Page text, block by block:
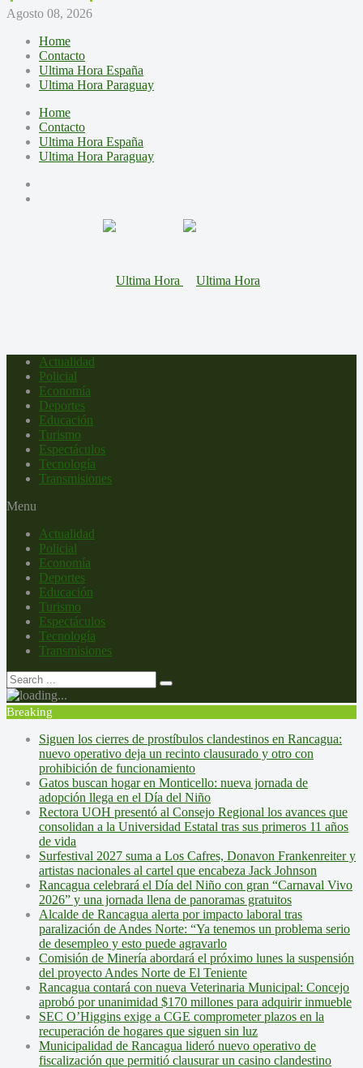
Agosto 08, 2026
Home
Contacto
Ultima Hora España
Ultima Hora Paraguay
Home
Contacto
Ultima Hora España
Ultima Hora Paraguay
Actualidad
Policial
Economía
Deportes
Educación
Turismo
Espectáculos
Tecnología
Transmisiones
Menu
Actualidad
Policial
Economía
Deportes
Educación
Turismo
Espectáculos
Tecnología
Transmisiones
Breaking
Siguen los cierres de prostíbulos clandestinos en Rancagua:
nuevo operativo deja un recinto clausurado y otro con
prohibición de funcionamiento
Gatos buscan hogar en Monticello: nueva jornada de
adopción llega en el Día del Niño
Rectora UOH presentó al Consejo Regional los avances que
consolidan a la Universidad Estatal tras sus primeros 11 años
de vida
Surfestival 2027 suma a Los Cafres, Donavon Frankenreiter y
artistas nacionales al cartel que encabeza Jack Johnson
Rancagua celebrará el Día del Niño con gran “Carnaval Vivo
2026” y una jornada llena de panoramas gratuitos
Alcalde de Rancagua alerta por impacto laboral tras
paralización de Andes Norte: “Ya tenemos un problema serio
de desempleo y esto puede agravarlo
Comisión de Minería abordará el próximo lunes la suspensión
del proyecto Andes Norte de El Teniente
Rancagua contará con nueva Veterinaria Municipal: Concejo
aprobó por unanimidad $170 millones para adquirir inmueble
SEC O’Higgins exige a CGE comprometer plazos en la
recuperación de hogares que siguen sin luz
Municipalidad de Rancagua lideró nuevo operativo de
fiscalización que permitió clausurar un casino clandestino